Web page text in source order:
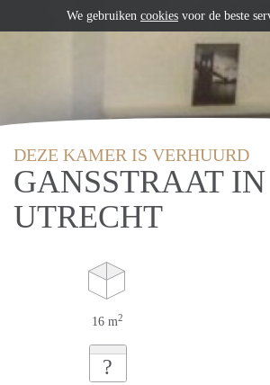
DEZE KAMER IS VERHUURD
GANSSTRAAT IN
UTRECHT
16 m2
?
We gebruiken cookies voor de beste